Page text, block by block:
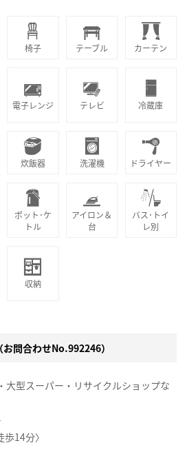
椅子 テーブル カーテン
電子レンジ テレビ 冷蔵庫
炊飯器 洗濯機 ドライヤー
ポット･ケ
トル
アイロン＆
台
バス･トイ
レ別
収納
問合わせNo.992246）
大型スーパー・リサイクルショップな
14分〉